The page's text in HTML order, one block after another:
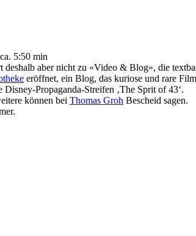
5:50 min
aber nicht zu «Video & Blog», die
eröffnet, ein Blog, das kuriose und rare
Disney-Propaganda-Streifen ‚The Sprit of 43‘.
können bei Thomas Groh Bescheid sagen.